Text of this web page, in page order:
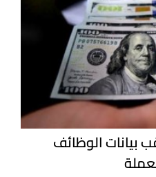
بيانات الوظائف